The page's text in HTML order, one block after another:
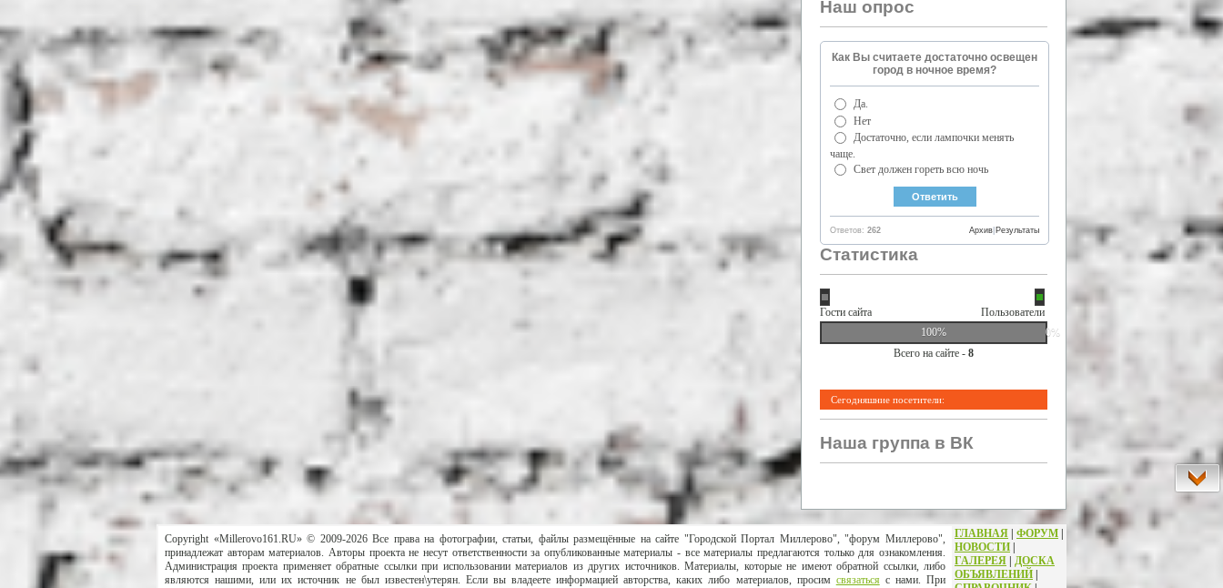
Наш опрос
Как Вы считаете достаточно освещен
город в ночное время?
Да.
Нет
Достаточно, если лампочки менять
чаще.
Свет должен гореть всю ночь
Ответов: 262 Результаты
Архив
Статистика
Гости сайта
Пользователи
100%
0%
Всего на сайте - 8
Сегодняшние посетители:
Наша группа в ВК
Copyright «Millerovo161.RU» © 2009-2026 Все права на фотографии, статьи, файлы размещённые на сайте "Городской Портал Миллерово", "форум Миллерово",
принадлежат авторам материалов. Авторы проекта не несут ответственности за опубликованные материалы - все материалы предлагаются только для ознакомления.
Администрация проекта применяет обратные ссылки при использовании материалов из других источников. Материалы, которые не имеют обратной ссылки, либо
являются нашими, или их источник не был известен\утерян. Если вы владеете информацией авторства, каких либо материалов, просим связатьсяс нами. При
ГЛАВНАЯ ФОРУМ
НОВОСТИ
ГАЛЕРЕЯ
ДОСКА
ОБЪЯВЛЕНИЙ